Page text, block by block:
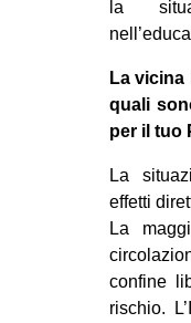
la
La vicina
quali
per il tuo
La
effetti
La
confine
rischio.